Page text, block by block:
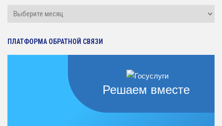
Архив
ПЛАТФОРМА ОБРАТНОЙ СВЯЗИ
Решаем вместе